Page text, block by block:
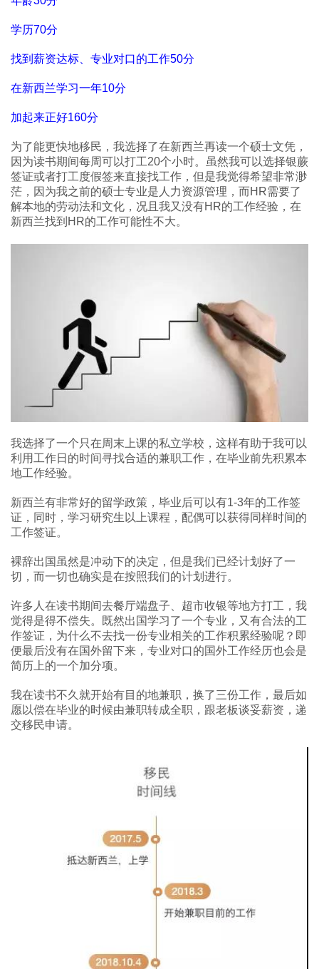
学历70分
找到薪资达标、专业对口的工作50分
在新西兰学习一年10分
加起来正好160分
为了能更快地移民，我选择了在新西兰再读一个硕士文凭，
因为读书期间每周可以打工20个小时。虽然我可以选择银蕨
签证或者打工度假签来直接找工作，但是我觉得希望非常渺
茫，因为我之前的硕士专业是人力资源管理，而HR需要了
解本地的劳动法和文化，况且我又没有HR的工作经验，在
新西兰找到HR的工作可能性不大。
我选择了一个只在周末上课的私立学校，这样有助于我可以
利用工作日的时间寻找合适的兼职工作，在毕业前先积累本
地工作经验。
新西兰有非常好的留学政策，毕业后可以有1-3年的工作签
证，同时，学习研究生以上课程，配偶可以获得同样时间的
工作签证。
裸辞出国虽然是冲动下的决定，但是我们已经计划好了一
切，而一切也确实是在按照我们的计划进行。
许多人在读书期间去餐厅端盘子、超市收银等地方打工，我
觉得是得不偿失。既然出国学习了一个专业，又有合法的工
作签证，为什么不去找一份专业相关的工作积累经验呢？即
便最后没有在国外留下来，专业对口的国外工作经历也会是
简历上的一个加分项。
我在读书不久就开始有目的地兼职，换了三份工作，最后如
愿以偿在毕业的时候由兼职转成全职，跟老板谈妥薪资，递
交移民申请。